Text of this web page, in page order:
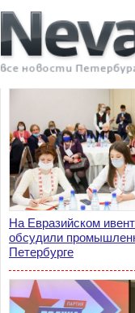
На Евразийском
обсудили
Петербурге